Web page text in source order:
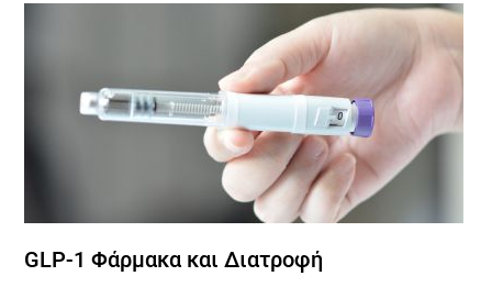
GLP-1 Φάρμακα και Διατροφή